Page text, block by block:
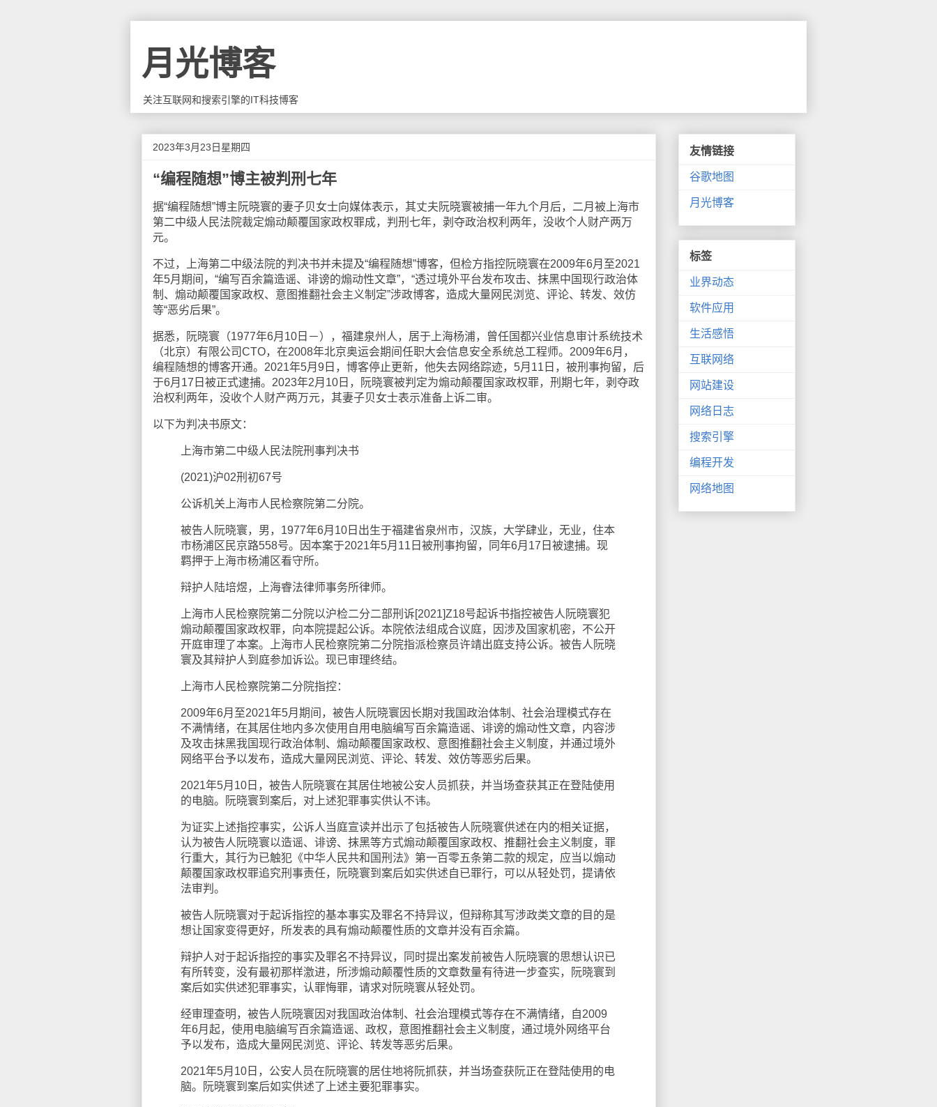
月光博客
关注互联网和搜索引擎的IT科技博客
2023年3月23日星期四
“编程随想”博主被判刑七年
据“编程随想”博主阮晓寰的妻子贝女士向媒体表示，其丈夫阮晓寰被捕一年九个月后，二月被上海市
第二中级人民法院裁定煽动颠覆国家政权罪成，判刑七年，剥夺政治权利两年，没收个人财产两万
元。
不过，上海第二中级法院的判决书并未提及“编程随想”博客，但检方指控阮晓寰在2009年6月至2021
年5月期间，“编写百余篇造谣、诽谤的煽动性文章”，“透过境外平台发布攻击、抹黑中国现行政治体
制、煽动颠覆国家政权、意图推翻社会主义制定”涉政博客，造成大量网民浏览、评论、转发、效仿
等“恶劣后果”。
据悉，阮晓寰（1977年6月10日－），福建泉州人，居于上海杨浦，曾任国都兴业信息审计系统技术
（北京）有限公司CTO，在2008年北京奥运会期间任职大会信息安全系统总工程师。2009年6月，
编程随想的博客开通。2021年5月9日，博客停止更新，他失去网络踪迹，5月11日，被刑事拘留，后
于6月17日被正式逮捕。2023年2月10日，阮晓寰被判定为煽动颠覆国家政权罪，刑期七年，剥夺政
治权利两年，没收个人财产两万元，其妻子贝女士表示准备上诉二审。
以下为判决书原文：
上海市第二中级人民法院刑事判决书
(2021)沪02刑初67号
公诉机关上海市人民检察院第二分院。
被告人阮晓寰，男，1977年6月10日出生于福建省泉州市，汉族，大学肆业，无业，住本
市杨浦区民京路558号。因本案于2021年5月11日被刑事拘留，同年6月17日被逮捕。现
羁押于上海市杨浦区看守所。
辩护人陆培煜，上海睿法律师事务所律师。
上海市人民检察院第二分院以沪检二分二部刑诉[2021]Z18号起诉书指控被告人阮晓寰犯
煽动颠覆国家政权罪，向本院提起公诉。本院依法组成合议庭，因涉及国家机密，不公开
开庭审理了本案。上海市人民检察院第二分院指派检察员许靖出庭支持公诉。被告人阮晓
寰及其辩护人到庭参加诉讼。现已审理终结。
上海市人民检察院第二分院指控：
2009年6月至2021年5月期间，被告人阮晓寰因长期对我国政治体制、社会治理模式存在
不满情绪，在其居住地内多次使用自用电脑编写百余篇造谣、诽谤的煽动性文章，内容涉
及攻击抹黑我国现行政治体制、煽动颠覆国家政权、意图推翻社会主义制度，并通过境外
网络平台予以发布，造成大量网民浏览、评论、转发、效仿等恶劣后果。
2021年5月10日，被告人阮晓寰在其居住地被公安人员抓获，并当场查获其正在登陆使用
的电脑。阮晓寰到案后，对上述犯罪事实供认不讳。
为证实上述指控事实，公诉人当庭宣读并出示了包括被告人阮晓寰供述在内的相关证据，
认为被告人阮晓寰以造谣、诽谤、抹黑等方式煽动颠覆国家政权、推翻社会主义制度，罪
行重大，其行为已触犯《中华人民共和国刑法》第一百零五条第二款的规定，应当以煽动
颠覆国家政权罪追究刑事责任，阮晓寰到案后如实供述自已罪行，可以从轻处罚，提请依
法审判。
被告人阮晓寰对于起诉指控的基本事实及罪名不持异议，但辩称其写涉政类文章的目的是
想让国家变得更好，所发表的具有煽动颠覆性质的文章并没有百余篇。
辩护人对于起诉指控的事实及罪名不持异议，同时提出案发前被告人阮晓寰的思想认识已
有所转变，没有最初那样激进，所涉煽动颠覆性质的文章数量有待进一步查实，阮晓寰到
案后如实供述犯罪事实，认罪悔罪，请求对阮晓寰从轻处罚。
经审理查明，被告人阮晓寰因对我国政治体制、社会治理模式等存在不满情绪，自2009
年6月起，使用电脑编写百余篇造谣、政权，意图推翻社会主义制度，通过境外网络平台
予以发布，造成大量网民浏览、评论、转发等恶劣后果。
2021年5月10日，公安人员在阮晓寰的居住地将阮抓获，并当场查获阮正在登陆使用的电
脑。阮晓寰到案后如实供述了上述主要犯罪事实。
友情链接
谷歌地图
月光博客
标签
业界动态
软件应用
生活感悟
互联网络
网站建设
网络日志
搜索引擎
编程开发
网络地图